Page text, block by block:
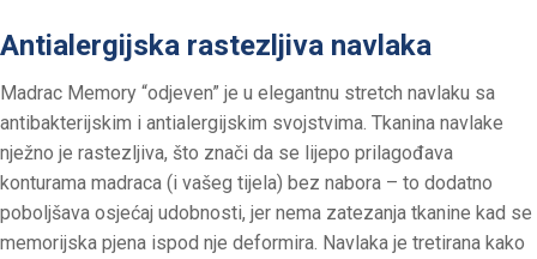
Antialergijska rastezljiva navlaka
Madrac Memory “odjeven” je u elegantnu stretch navlaku sa
antibakterijskim i antialergijskim svojstvima. Tkanina navlake
nježno je rastezljiva, što znači da se lijepo prilagođava
konturama madraca (i vašeg tijela) bez nabora – to dodatno
poboljšava osjećaj udobnosti, jer nema zatezanja tkanine kad se
memorijska pjena ispod nje deformira. Navlaka je tretirana kako